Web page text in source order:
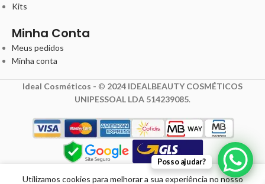
Kits
Minha Conta
Meus pedidos
Minha conta
Ideal Cosméticos - © 2024 IDEALBEAUTY COSMÉTICOS
UNIPESSOAL LDA 514239085.
Utilizamos cookies para melhorar a sua experiência no nosso
Primer
4,40 3,52€
com IVA
Posso ajudar?